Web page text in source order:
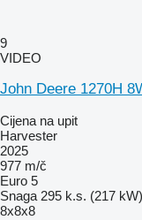
9
VIDEO
John Deere 1270H
Cijena na upit
Harvester
2025
977 m/č
Euro 5
Snaga 295 k.s. (217 kW)
8x8x8